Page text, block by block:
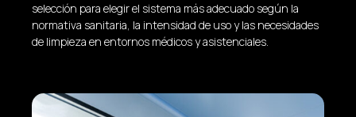
selección para elegir el sistema más adecuado según la
normativa sanitaria, la intensidad de uso y las necesidades
de limpieza en entornos médicos y asistenciales.